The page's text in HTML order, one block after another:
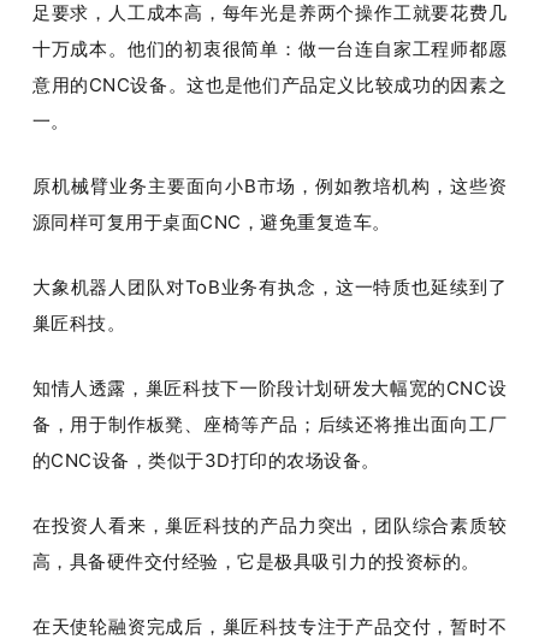
足要求，人工成本高，每年光是养两个操作工就要花费几
十万成本。他们的初衷很简单：做一台连自家工程师都愿
意用的CNC设备。这也是他们产品定义比较成功的因素之
一。
原机械臂业务主要面向小B市场，例如教培机构，这些资
源同样可复用于桌面CNC，避免重复造车。
大象机器人团队对ToB业务有执念，这一特质也延续到了
巢匠科技。
知情人透露，巢匠科技下一阶段计划研发大幅宽的CNC设
备，用于制作板凳、座椅等产品；后续还将推出面向工厂
的CNC设备，类似于3D打印的农场设备。
在投资人看来，巢匠科技的产品力突出，团队综合素质较
高，具备硬件交付经验，它是极具吸引力的投资标的。
在天使轮融资完成后，巢匠科技专注于产品交付，暂时不